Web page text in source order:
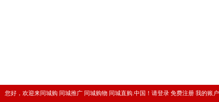
您好，欢迎来同城购 同城推广 同城购物 同城直购.中国！ 请登录 免费注册 我的账户